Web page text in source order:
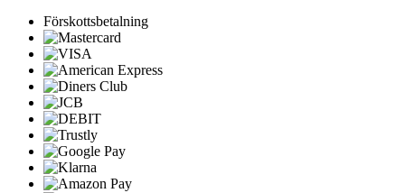
Förskottsbetalning